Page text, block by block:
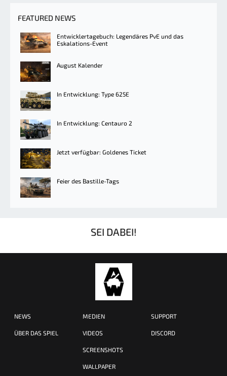
FEATURED NEWS
Entwicklertagebuch: Legendäres PvE und das
Eskalations-Event
August Kalender
In Entwicklung: Type 625E
In Entwicklung: Centauro 2
Jetzt verfügbar: Goldenes Ticket
Feier des Bastille-Tags
SEI DABEI!
NEWS
ÜBER DAS SPIEL
MEDIEN
VIDEOS
SCREENSHOTS
WALLPAPER
SUPPORT
DISCORD